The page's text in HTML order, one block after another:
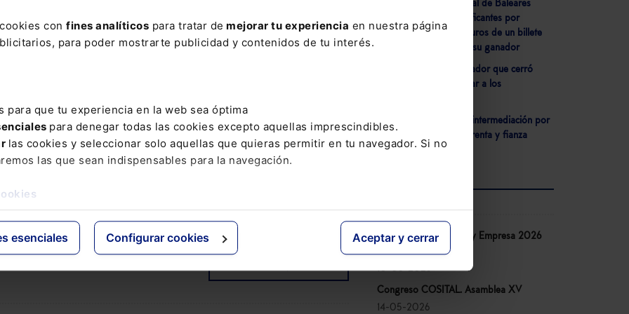
con fines analíticos para tratar de mejorar tu experiencia en nuestra página
para poder mostrarte publicidad y contenidos de tu interés.
para que tu experiencia en la web sea óptima
para denegar todas las cookies excepto aquellas imprescindibles.
las cookies y seleccionar solo aquellas que quieras permitir en tu navegador. Si no
las que sean indispensables para la navegación.
esenciales Configurar cookies Aceptar y cerrar
y que no concurren los requisitos de la
Comparte, además, la valoración de la Audiencia
las etiquetas y en los contenedores de las prótesis del
su integración en el grupo Johnson and Johnson
fuera la filial española del mismo grupo, Johnson
producto que no es adquirido directamente por los
expertos; y, de otro, en las adjudicaciones a los
aviso de la Agencia Española de Medicamentos y
Ltd. quien aparece como fabricante, de acuerdo con
identificación del fabricante de los productos
COMENTAR
- La Audiencia Provincial de Baleares
juzgará a dos narcotraficantes por
blanquear 250.000 euros de un billete
de lotería comprado a su ganador
- Condena a administrador que cerró
irregularmente sin pagar a los
- Anulado contrato de intermediación por
cobrar servicio igual a renta y fianza
Congreso IA Derecho y Empresa 2026
10-06-2026
Congreso COSITAL. Asamblea XV
14-05-2026